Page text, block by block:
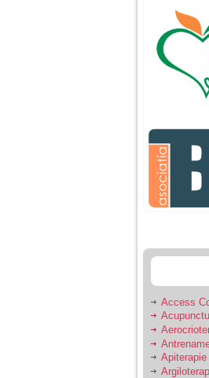
ani, privind
realizez
greseli am
educatia si
ei, am fost
egoista,
de
era mica
agresiva,
greseala
o palma
De 4 ani
serioasa
sa se
Ma aflu
vreau sa
nevoie de
sau
Access
Apiterapie